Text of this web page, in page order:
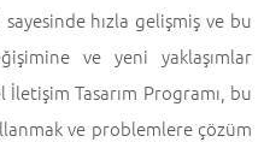
hızla gelişmiş ve bu
ve yeni yaklaşımlar
İletişim Tasarım Programı, bu
ve problemlere çözüm